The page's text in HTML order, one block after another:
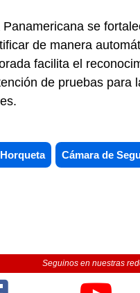
se
de manera
facilita el
de pruebas para
Cámara de
Seguinos en nuestras